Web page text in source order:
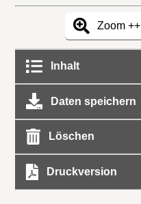
Zoom ++
Inhalt
Daten speichern
Löschen
Druckversion